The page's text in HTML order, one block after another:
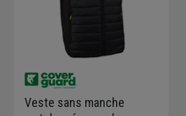
Veste sans manche